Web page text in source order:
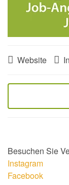
Website
Besuchen Sie
Instagram
Facebook